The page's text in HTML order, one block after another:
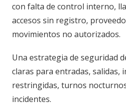
con falta de control interno,
accesos sin registro,
movimientos no autorizados.
Una estrategia de seguridad
claras para entradas, salidas,
restringidas, turnos
incidentes.